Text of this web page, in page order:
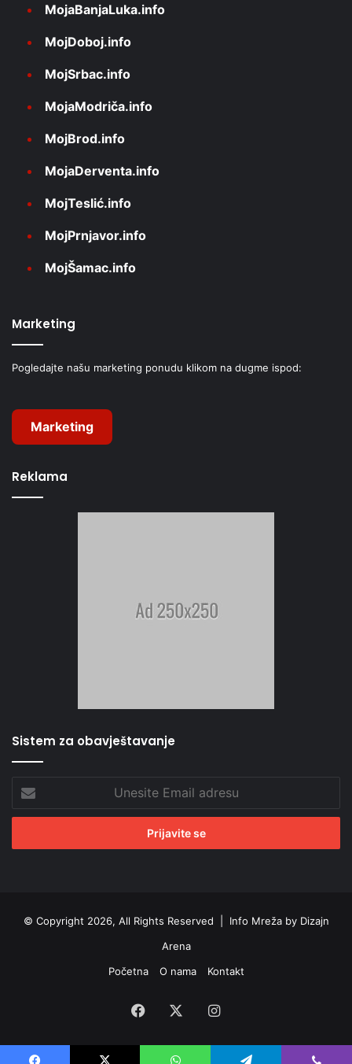
MojaBanjaLuka.info
MojDoboj.info
MojSrbac.info
MojaModriča.info
MojBrod.info
MojaDerventa.info
MojTeslić.info
MojPrnjavor.info
MojŠamac.info
Marketing
Pogledajte našu marketing ponudu klikom na dugme ispod:
Marketing
Reklama
Sistem za obavještavanje
Email
adresu
© Copyright 2026, All Rights Reserved | Info Mreža by Dizajn
Arena
Početna
O nama Kontakt
Facebook Instagram